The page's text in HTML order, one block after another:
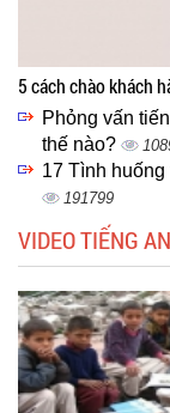
5 cách chào khách
Phỏng vấn
thế nào?
17 Tình
191799
VIDEO TIẾNG